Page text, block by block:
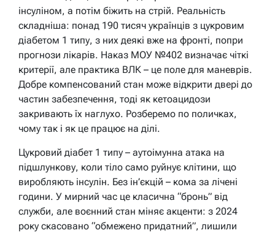
інсуліном, а потім біжить на стрій. Реальність
складніша: понад 190 тисяч українців з цукровим
діабетом 1 типу, з них деякі вже на фронті, попри
прогнози лікарів. Наказ МОУ №402 визначає чіткі
критерії, але практика ВЛК – це поле для маневрів.
Добре компенсований стан може відкрити двері до
частин забезпечення, тоді як кетоацидози
закривають їх наглухо. Розберемо по поличках,
чому так і як це працює на ділі.
Цукровий діабет 1 типу – аутоімунна атака на
підшлункову, коли тіло само руйнує клітини, що
виробляють інсулін. Без ін’єкцій – кома за лічені
години. У мирний час це класична “бронь” від
служби, але воєнний стан міняє акценти: з 2024
року скасовано “обмежено придатний”, лишили